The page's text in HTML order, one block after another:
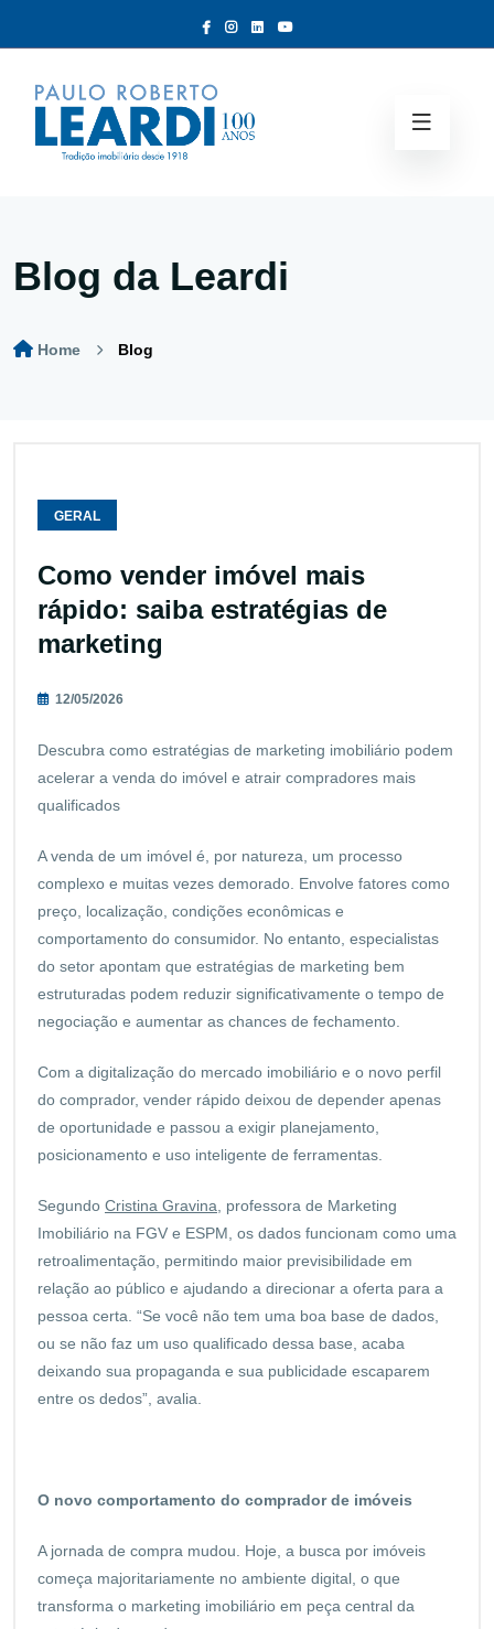
Blog da Leardi
Home Blog
GERAL
Como vender imóvel mais
rápido: saiba estratégias de
marketing
12/05/2026
Descubra como estratégias de marketing imobiliário podem
acelerar a venda do imóvel e atrair compradores mais
qualificados
A venda de um imóvel é, por natureza, um processo
complexo e muitas vezes demorado. Envolve fatores como
preço, localização, condições econômicas e
comportamento do consumidor. No entanto, especialistas
do setor apontam que estratégias de marketing bem
estruturadas podem reduzir significativamente o tempo de
negociação e aumentar as chances de fechamento.
Com a digitalização do mercado imobiliário e o novo perfil
do comprador, vender rápido deixou de depender apenas
de oportunidade e passou a exigir planejamento,
posicionamento e uso inteligente de ferramentas.
Segundo Cristina Gravina , professora de Marketing
Imobiliário na FGV e ESPM, os dados funcionam como uma
retroalimentação, permitindo maior previsibilidade em
relação ao público e ajudando a direcionar a oferta para a
pessoa certa. “Se você não tem uma boa base de dados,
ou se não faz um uso qualificado dessa base, acaba
deixando sua propaganda e sua publicidade escaparem
entre os dedos”, avalia.
O novo comportamento do comprador de imóveis
A jornada de compra mudou. Hoje, a busca por imóveis
começa majoritariamente no ambiente digital, o que
transforma o marketing imobiliário em peça central da